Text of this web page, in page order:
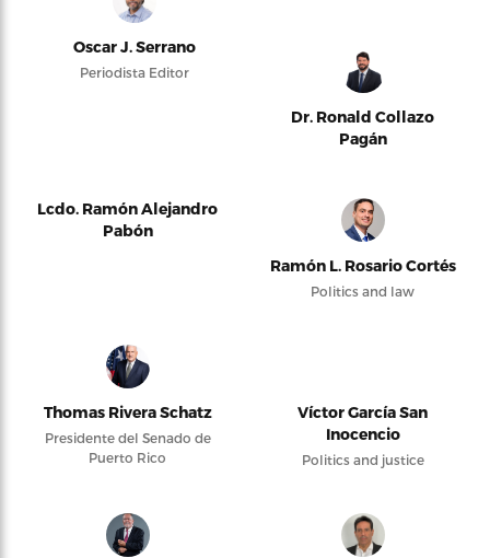
Oscar J. Serrano
Periodista Editor
Dr. Ronald Collazo
Pagán
Lcdo. Ramón Alejandro
Pabón
Ramón L. Rosario Cortés
Politics and law
Thomas Rivera Schatz
Presidente del Senado de
Puerto Rico
Víctor García San
Inocencio
Politics and justice